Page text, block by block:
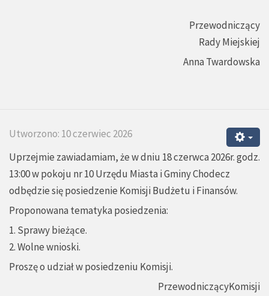
Przewodniczący
Rady Miejskiej
Anna Twardowska
Utworzono: 10 czerwiec 2026
Uprzejmie zawiadamiam, że w dniu 18 czerwca 2026r. godz.
13:00 w pokoju nr 10 Urzędu Miasta i Gminy Chodecz
odbędzie się posiedzenie Komisji Budżetu i Finansów.
Proponowana tematyka posiedzenia:
1. Sprawy bieżące.
2. Wolne wnioski.
Proszę o udział w posiedzeniu Komisji.
PrzewodniczącyKomisji